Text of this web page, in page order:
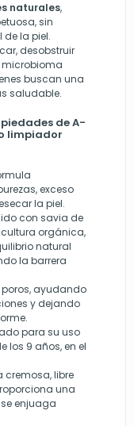
naturales,
sin
la piel.
desobstruir
microbioma
buscan una
saludable.
de A-
limpiador
exceso
la piel.
con savia de
orgánica,
natural
la barrera
ayudando
y dejando
para su uso
los 9 años, en el
cremosa, libre
una
enjuaga